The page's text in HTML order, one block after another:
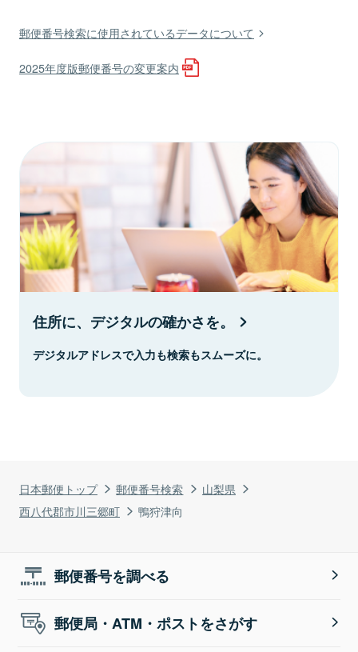
日本郵便トップ 郵便番号検索
山梨県
西八代郡市川三郷町
鴨狩津向
郵便番号検索に使用されているデータについて
2025年度版郵便番号の変更案内
住所に、デジタルの確かさを。
デジタルアドレスで入力も検索もスムーズに。
郵便番号を調べる
郵便局・ATM・ポストをさがす